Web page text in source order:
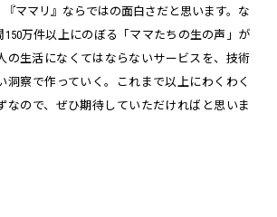
ママリ』ならではの面白さだと思います。な
150万件以上にのぼる「ママたちの生の声」が
の生活になくてはならないサービスを、技術
洞察で作っていく。これまで以上にわくわく
なので、ぜひ期待していただければと思いま